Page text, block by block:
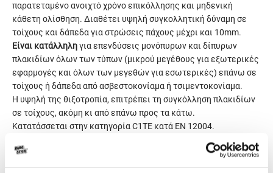
παρατεταμένo ανοιχτό χρόνο επικόλλησης και μηδενική
κάθετη ολίσθηση. Διαθέτει υψηλή συγκολλητική δύναμη σε
τοίχους και δάπεδα για στρώσεις πάχους μέχρι και 10mm.
Είναι κατάλληληγια επενδύσεις μονόπυρων και δίπυρων
πλακιδίων όλων των τύπων (μικρού μεγέθους για εξωτερικές
εφαρμογές και όλων των μεγεθών για εσωτερικές) επάνω σε
τοίχους ή δάπεδα από ασβεστοκονίαμα ή τσιμεντοκονίαμα.
Η υψηλή της θιξοτροπία, επιτρέπει τη συγκόλληση πλακιδίων
σε τοίχους, ακόμη κι από επάνω προς τα κάτω.
Κατατάσσεται στην κατηγορία C1TE κατά ΕΝ 12004.
Γενικά χαρακτηριστικά